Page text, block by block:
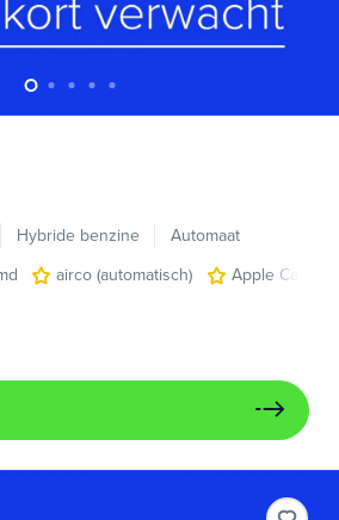
Hybride benzine
Automaat
airco (automatisch)
Apple